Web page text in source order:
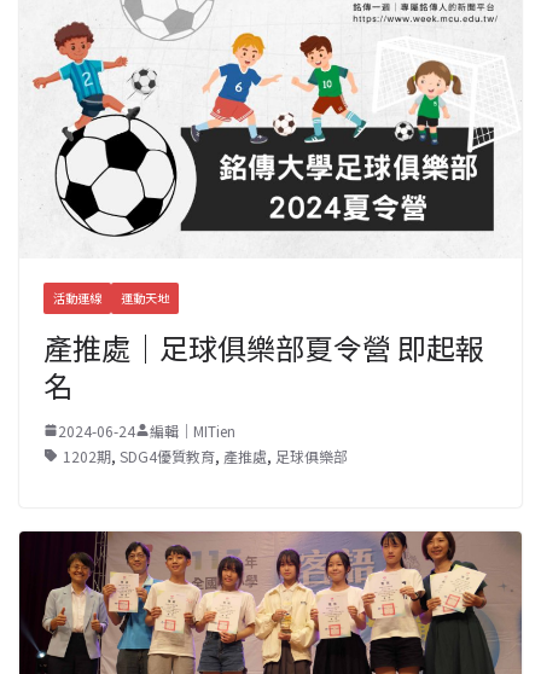
活動連線 運動天地
產推處｜足球俱樂部夏令營 即起報
名
2024-06-24
編輯｜MITien
1202期, SDG4優質教育, 產推處, 足球俱樂部